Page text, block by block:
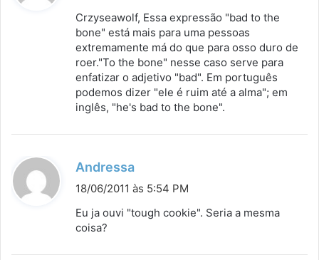
s
e
:
Crzyseawolf, Essa expressão "bad to the
bone" está mais para uma pessoas
extremamente má do que para osso duro de
roer."To the bone" nesse caso serve para
enfatizar o adjetivo "bad". Em português
podemos dizer "ele é ruim até a alma"; em
inglês, "he's bad to the bone".
Andressa
i
18/06/2011 às 5:54 PM
Eu ja ouvi "tough cookie". Seria a mesma
coisa?